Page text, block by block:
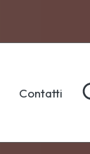
Contatti